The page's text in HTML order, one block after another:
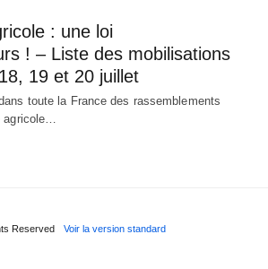
: une loi
! – Liste des mobilisations
19 et 20 juillet
toute la France des rassemblements
agricole…
Reserved Voir la version standard